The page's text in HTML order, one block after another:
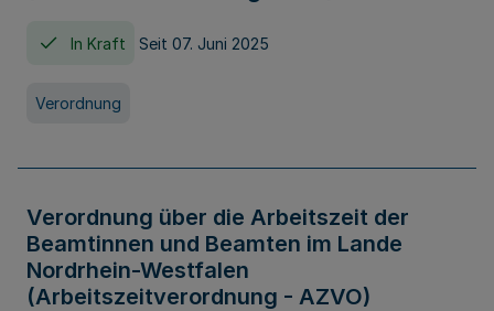
In Kraft Seit 07. Juni 2025
Verordnung
Verordnung über die Arbeitszeit der
Beamtinnen und Beamten im Lande
Nordrhein-Westfalen
(Arbeitszeitverordnung - AZVO)